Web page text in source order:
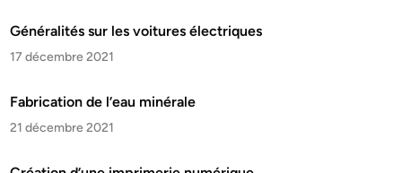
Généralités sur les voitures électriques
17 décembre 2021
Fabrication de l’eau minérale
21 décembre 2021